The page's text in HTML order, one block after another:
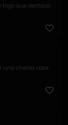
trigo que destaca
una chelita color